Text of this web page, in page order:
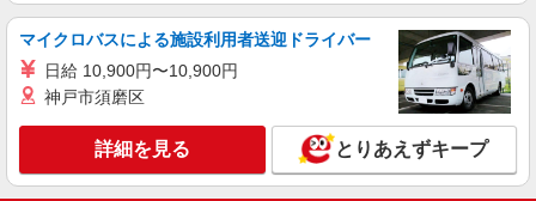
キープ 詳細を見る
派遣社員
株式会社kotrio /●FK-H-1981353
筑前前原駅｜シニア向けマンションでの生活サ
ポート・フロアの巡回
時給1450円〜2062円 ＜日払い有/週払い有/交
マイクロバスによる施設利用者送迎ドライバー
日給 10,900円〜10,900円
神戸市須磨区
詳細を見る とりあえずキープ